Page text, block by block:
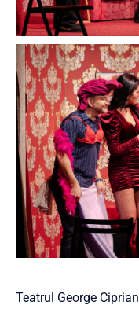
Teatrul George Ciprian